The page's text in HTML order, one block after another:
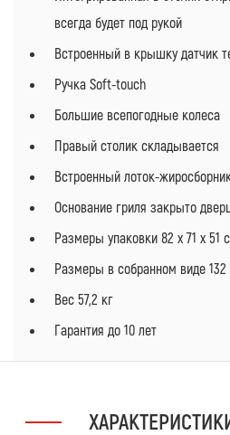
всегда будет под рукой
Встроенный в крышку датчик
Ручка Soft-touch
Большие всепогодные колеса
Правый столик складывается
Встроенный лоток-
Основание гриля закрыто
Размеры упаковки 82 х 71 х 51
Размеры в собранном виде 132
Вес 57,2 кг
Гарантия до 10 лет